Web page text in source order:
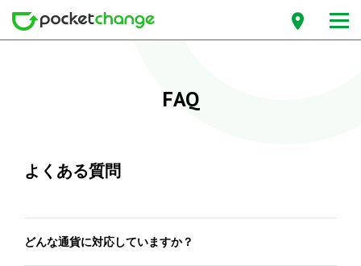
FAQ
よくある質問
どんな通貨に対応していますか？